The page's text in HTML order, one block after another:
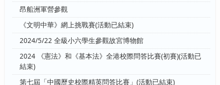
昂船洲軍營參觀
《文明中華》網上挑戰賽(活動已結束)
2024/5/22 全級小六學生參觀故宮博物館
2024 《憲法》和《基本法》全港校際問答比賽(初賽)(活動已
結束)
第七屆「中國歷史校際精英問答比賽」(活動已結束)